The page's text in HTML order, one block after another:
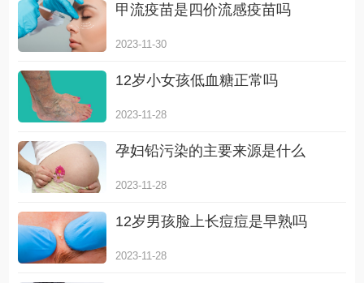
甲流疫苗是四价流感疫苗吗
2023-11-30
12岁小女孩低血糖正常吗
2023-11-28
孕妇铅污染的主要来源是什么
2023-11-28
12岁男孩脸上长痘痘是早熟吗
2023-11-28